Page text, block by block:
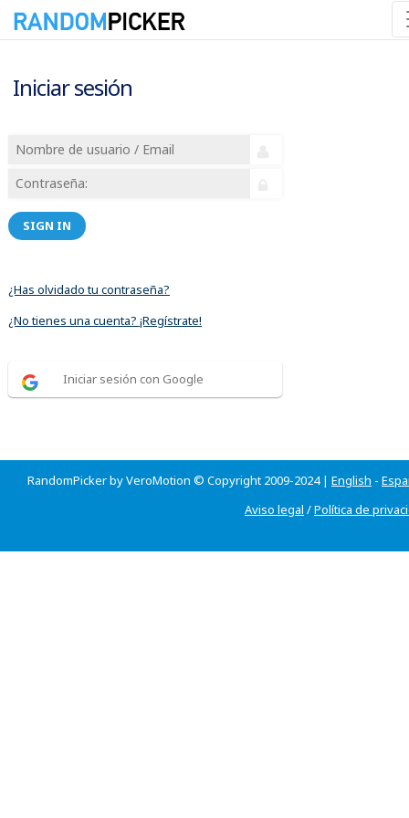
Iniciar sesión
SIGN IN
¿Has olvidado tu contraseña?
¿No tienes una cuenta? ¡Regístrate!
Iniciar sesión con Google
RandomPicker by VeroMotion © Copyright 2009-2024 | English -
Aviso legal /Política de